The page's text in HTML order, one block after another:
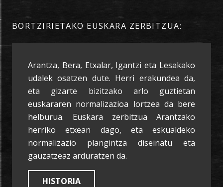
BORTZIRIETAKO EUSKARA ZERBITZUA:
Arantza, Bera, Etxalar, Igantzi eta Lesakako
udalek osatzen dute. Herri erakundea da,
eta gizarte bizitzako arlo guztietan
euskararen normalizazioa lortzea da bere
helburua. Euskara zerbitzua Arantzako
herriko etxean dago, eta eskualdeko
normalizazio plangintza diseinatu eta
gauzatzeaz arduratzen da.
HISTORIA